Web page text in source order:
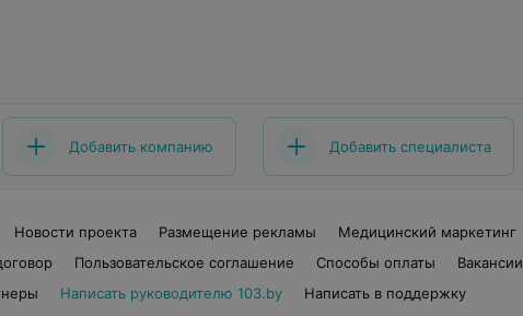
Добавить компанию Добавить специалиста
Новости проекта Размещение рекламы
Медицинский маркетинг
Пользовательское соглашение Способы оплаты
Вакансии
Написать руководителю 103.by
Написать в поддержку